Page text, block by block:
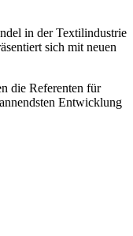
in der Textilindustrie
sich mit neuen
die Referenten für
Entwicklung